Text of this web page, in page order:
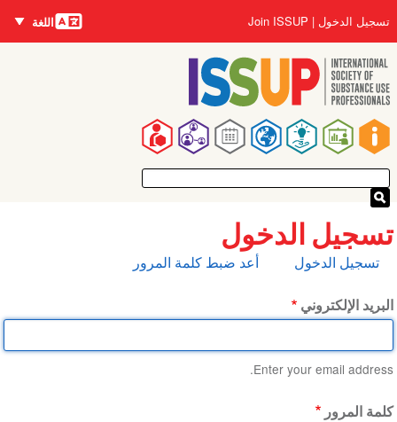
إلى
المحتوى
الرئيسي
Main
navigation
User
account
menu
تسجيل الدخول Join ISSUP اللغات
اللغة
تسجيل الدخول
التبويبات
الأساسية
تسجيل الدخول أعد ضبط كلمة المرور
البريد الإلكتروني
Enter your email address.
كلمة المرور